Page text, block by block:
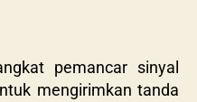
pemancar sinyal
mengirimkan tanda